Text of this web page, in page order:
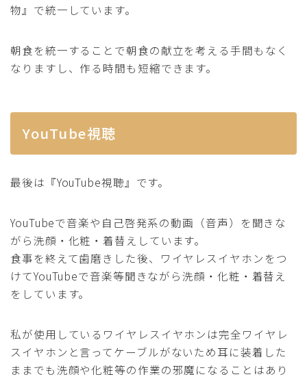
物』で統一しています。
朝食を統一することで朝食の献立を考える手間もなく
なりますし、作る時間も短縮できます。
YouTube視聴
最後は『YouTube視聴』です。
YouTubeで音楽や自己啓発系の動画（音声）を聞きな
がら洗顔・化粧・着替えしています。
食事を終えて歯磨きした後、ワイヤレスイヤホンをつ
けてYouTubeで音楽等聞きながら洗顔・化粧・着替え
をしています。
私が使用しているワイヤレスイヤホンは完全ワイヤレ
スイヤホンと言ってケーブルがないため耳に装着した
ままでも洗顔や化粧等の作業の邪魔になることはあり